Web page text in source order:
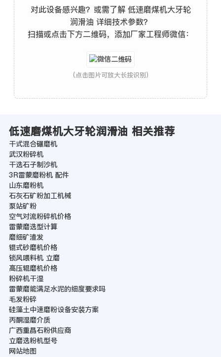
对此设备感兴趣？或需了解 低速磨煤机大牙轮
润滑油 详细技术参数？
扫描或点击下方二维码，添加厂家工程师微信：
(点击图片可放大长按识别)
低速磨煤机大牙轮润滑油 相关推荐
干式混合碾磨机
武汉粉碎机
干选石子制沙机
3R雷蒙磨粉机 配件
山东磨粉机
石灰石矿粉加工机械
泵站矿粉
空气对流粉碎机价格
雷蒙磨选型计算
磨细矿渣发
锟式砂磨机价格
锁风喂料机 立磨
高压辊磨机价格
粉碎机干湿
雷蒙磨能满足水泥的细度要求吗
毛发粉碎
硅藻土中速磨粉设备安装方案
丙酮湿磨介质
广西重晶石粉供应商
立磨选粉机型号
网站地图